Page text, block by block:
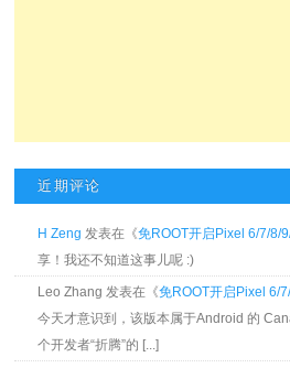
近期评论
H Zeng 发表在《免ROOT开启Pixel 6/7/8/
享！我还不知道这事儿呢 :)
Leo Zhang 发表在《免ROOT开启Pixel 6/
今天才意识到，该版本属于Android 的
个开发者“折腾”的 [...]